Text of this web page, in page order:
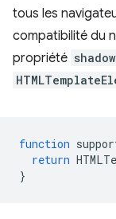
tous les
compatibilité du
propriété
function
return
}